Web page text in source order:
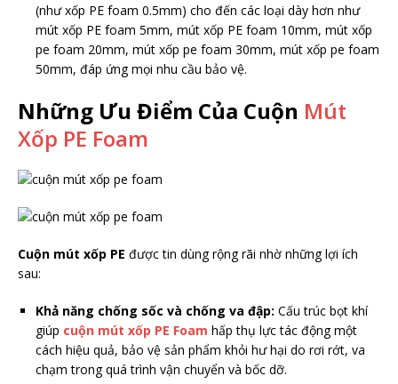
(như xốp PE foam 0.5mm) cho đến các loại dày hơn như
mút xốp PE foam 5mm, mút xốp PE foam 10mm, mút xốp
pe foam 20mm, mút xốp pe foam 30mm, mút xốp pe foam
50mm, đáp ứng mọi nhu cầu bảo vệ.
Những Ưu Điểm Của Cuộn Mút
Xốp PE Foam
Cuộn mút xốp PE được tin dùng rộng rãi nhờ những lợi ích
sau:
Khả năng chống sốc và chống va đập: Cấu trúc bọt khí
giúp cuộn mút xốp PE Foam hấp thụ lực tác động một
cách hiệu quả, bảo vệ sản phẩm khỏi hư hại do rơi rớt, va
chạm trong quá trình vận chuyển và bốc dỡ.